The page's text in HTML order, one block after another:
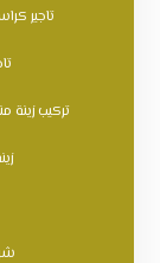
تاجير
تركيب زينة